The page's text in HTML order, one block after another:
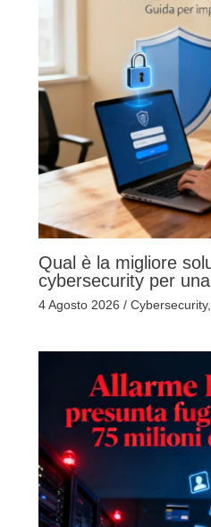
Qual è la migliore
cybersecurity per
4 Agosto 2026 / Cybersecurity,